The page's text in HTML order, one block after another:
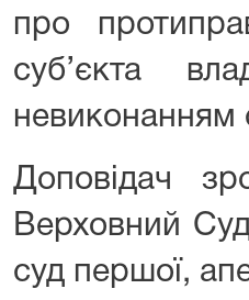
про
суб’єкта
невиконанням
Доповідач
Верховний
суд першої,